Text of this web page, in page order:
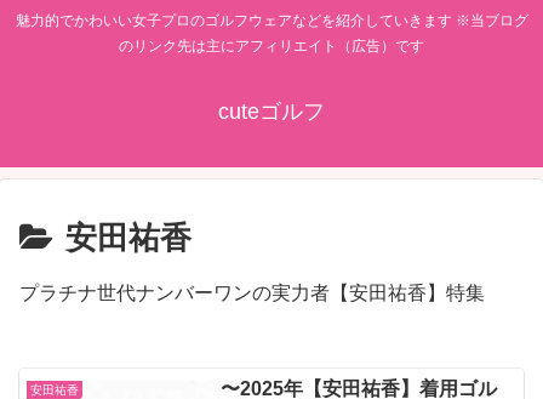
魅力的でかわいい女子プロのゴルフウェアなどを紹介していきます ※当ブログ
のリンク先は主にアフィリエイト（広告）です
cuteゴルフ
安田祐香
プラチナ世代ナンバーワンの実力者【安田祐香】特集
安田祐香
〜2025年【安田祐香】着用ゴル